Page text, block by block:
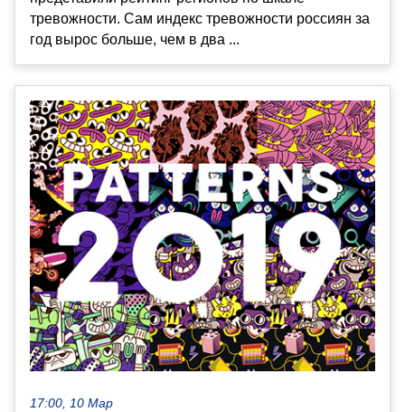
тревожности. Сам индекс тревожности россиян за
год вырос больше, чем в два ...
17:00, 10 Мар